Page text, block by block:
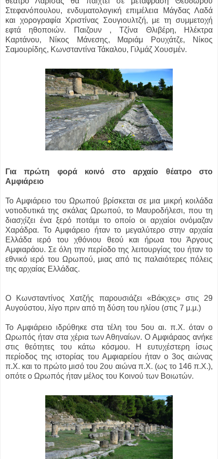
Στεφανόπουλου, ενδυματολογική επιμέλεια Μάγδας Λαδά
και χορογραφία Χριστίνας Σουγιουλτζή, με τη συμμετοχή
εφτά ηθοποιών. Παιζουν , Τζίνα Θλιβέρη, Ηλέκτρα
Καρτάνου, Νίκος Μάνεσης, Μαριάμ Ρουχάτζε, Νίκος
Σαμουρίδης, Κωνσταντίνα Τάκαλου, Γιλμάζ Χουσμέν.
Για πρώτη φορά κοινό στο αρχαίο θέατρο στο
Αμφιάρειο
Το Αμφιάρειο του Ωρωπού βρίσκεται σε μια μικρή κοιλάδα
νοτιοδυτικά της σκάλας Ωρωπού, το Μαυροδήλεσι, που τη
διασχίζει ένα ξερό ποτάμι το οποίο οι αρχαίοι ονόμαζαν
Χαράδρα. Το Αμφιάρειο ήταν το μεγαλύτερο στην αρχαία
Ελλάδα ιερό του χθόνιου θεού και ήρωα του Άργους
Αμφιαράου. Σε όλη την περίοδο της λειτουργίας του ήταν το
εθνικό ιερό του Ωρωπού, μιας από τις παλαιότερες πόλεις
της αρχαίας Ελλάδας.
Ο Κωνσταντίνος Χατζής παρουσιάζει «Βάκχες» στις 29
Αυγούστου, λίγο πριν από τη δύση του ηλίου (στις 7 μ.μ.)
Το Αμφιάρειο ιδρύθηκε στα τέλη του 5ου αι. π.Χ. όταν ο
Ωρωπός ήταν στα χέρια των Αθηναίων. Ο Αμφιάραος ανήκε
στις θεότητες του κάτω κόσμου. Η ευτυχέστερη ίσως
περίοδος της ιστορίας του Αμφιαρείου ήταν ο 3ος αιώνας
π.Χ. και το πρώτο μισό του 2ου αιώνα π.Χ. (ως το 146 π.Χ.),
οπότε ο Ωρωπός ήταν μέλος του Κοινού των Βοιωτών.